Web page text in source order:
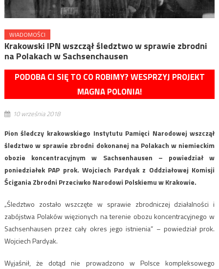
WIADOMOŚCI
Krakowski IPN wszczął śledztwo w sprawie zbrodni
na Polakach w Sachsenchausen
PODOBA CI SIĘ TO CO ROBIMY? WESPRZYJ PROJEKT
MAGNA POLONIA!
10 września 2018
Pion śledczy krakowskiego Instytutu Pamięci Narodowej wszczął
śledztwo w sprawie zbrodni dokonanej na Polakach w niemieckim
obozie koncentracyjnym w Sachsenhausen – powiedział w
poniedziałek PAP prok. Wojciech Pardyak z Oddziałowej Komisji
Ścigania Zbrodni Przeciwko Narodowi Polskiemu w Krakowie.
„Śledztwo zostało wszczęte w sprawie zbrodniczej działalności i
zabójstwa Polaków więzionych na terenie obozu koncentracyjnego w
Sachsenhausen przez cały okres jego istnienia” – powiedział prok.
Wojciech Pardyak.
Wyjaśnił, że dotąd nie prowadzono w Polsce kompleksowego